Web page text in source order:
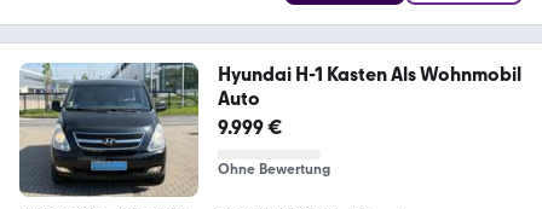
Hyundai H-1 Kasten Als Wohnmobil
Auto
9.999 €
Ohne Bewertung